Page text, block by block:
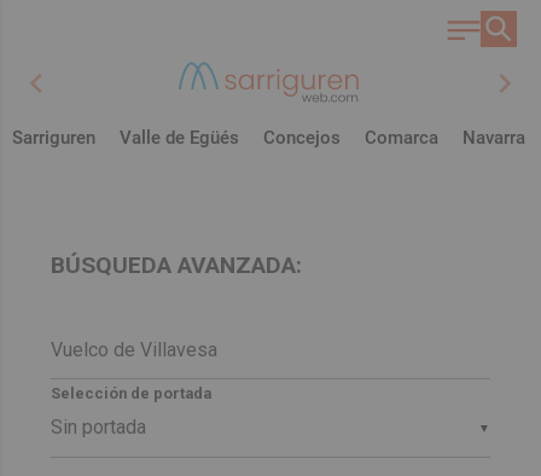
chevron_left chevron_right
Sarriguren Valle de Egüés Concejos Comarca Navarra
BÚSQUEDA AVANZADA:
▼
Selección de portada